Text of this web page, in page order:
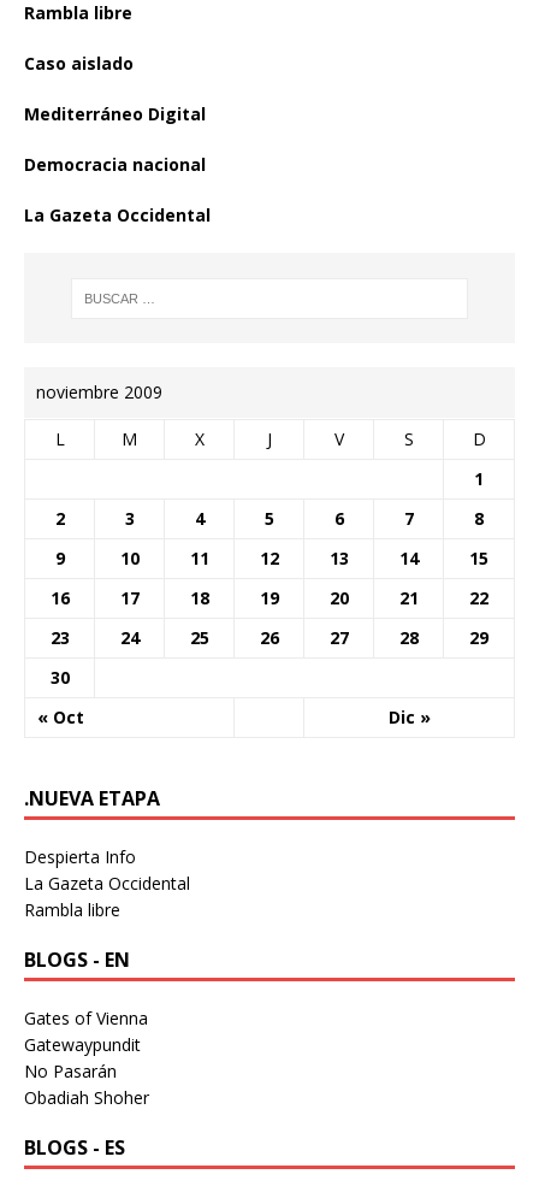
Rambla libre
Caso aislado
Mediterráneo Digital
Democracia nacional
La Gazeta Occidental
noviembre 2009
L M X J V S D
« Oct Dic »
1
2
3 4 5 6 7
8
9
10 11 12 13 14
15
16
17 18 19 20 21
22
23
24 25 26 27 28
29
30
.NUEVA ETAPA
Despierta Info
La Gazeta Occidental
Rambla libre
BLOGS - EN
Gates of Vienna
Gatewaypundit
No Pasarán
Obadiah Shoher
BLOGS - ES